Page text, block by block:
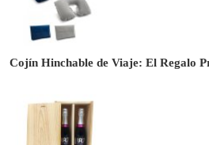
Cojín Hinchable de Viaje: El Regalo